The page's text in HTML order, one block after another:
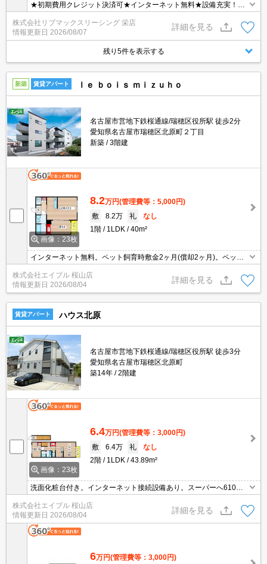
★初期費用クレジット決済可★インターネット無料★設備充実！の
1K♪
株式会社リブマックスリーシング 栄店
情報更新日 2026/08/07
詳細を見る
残り5件を表示する
新築 賃貸アパート ｌｅ ｂｏｉｓ ｍｉｚｕｈｏ
名古屋市営地下鉄桜通線/瑞穂区役所駅 徒歩2分
愛知県名古屋市瑞穂区北原町２丁目
新築
3階建
画像：23枚
8.2万円(管理費等：5,000円)
敷
8.2万 礼
なし
1階
1LDK 40m²
インターネット無料。ペット飼育時敷金2ヶ月(償却2ヶ月)。ペット1
匹につき、家賃3,000円UP。新築で新婚様におすすめ。駅近エリア
人気のお部屋です。設備充実。小型犬2匹まで飼育可。
株式会社エイブル 桜山店
情報更新日 2026/08/04
詳細を見る
賃貸アパート ハウス北原
名古屋市営地下鉄桜通線/瑞穂区役所駅 徒歩3分
愛知県名古屋市瑞穂区北原町
築14年
2階建
画像：23枚
6.4万円(管理費等：3,000円)
敷
6.4万 礼
なし
2階
1LDK 43.89m²
洗面化粧台付き。インターネット接続設備あり。スーパーへ610m
株式会社エイブル 桜山店
情報更新日 2026/08/04
詳細を見る
6万円(管理費等：3,000円)